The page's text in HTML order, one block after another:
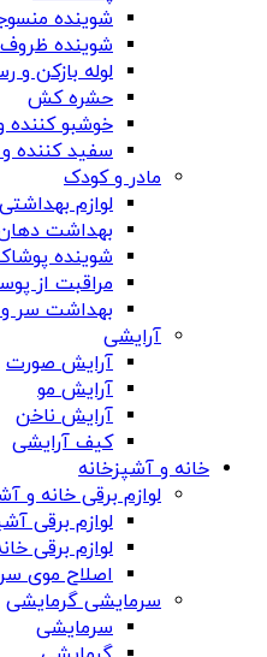
شوینده
شوینده ظروف
لوله بازکن و
حشره کش
خوشبو کننده
سفید کننده
مادر و کودک
لوازم
بهداشت
شوینده
مراقبت از
بهداشت سر
آرایشی
آرایش صورت
آرایش مو
آرایش ناخن
کیف آرایشی
خانه و آشپزخانه
لوازم برقی خانه و
لوازم برقی
لوازم برقی
اصلاح موی
سرمایشی گرمایشی
سرمایشی